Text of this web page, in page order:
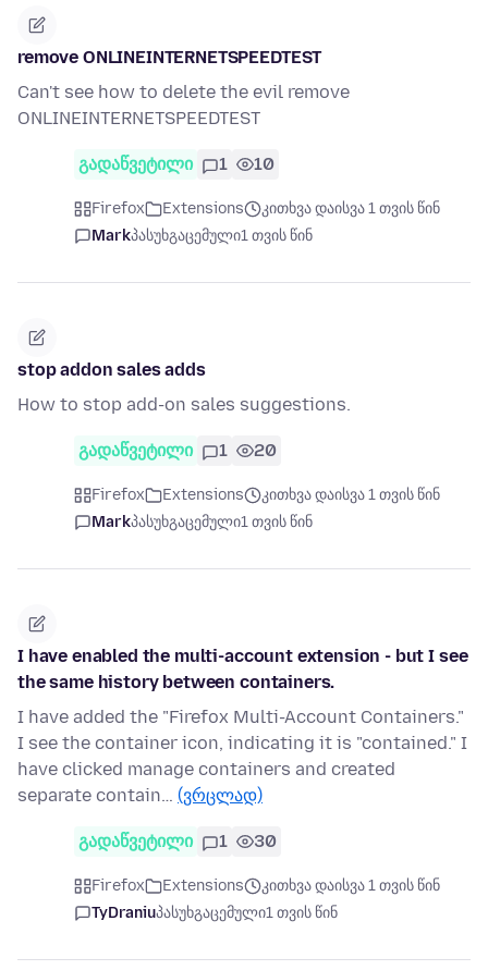
remove ONLINEINTERNETSPEEDTEST
Can't see how to delete the evil remove
ONLINEINTERNETSPEEDTEST
გადაწვეტილი 1 10
Firefox Extensions
კითხვა დაისვა 1 თვის წინ
Markპასუხგაცემული1 თვის წინ
stop addon sales adds
How to stop add-on sales suggestions.
გადაწვეტილი 1 20
Firefox Extensions
კითხვა დაისვა 1 თვის წინ
Markპასუხგაცემული1 თვის წინ
I have enabled the multi-account extension - but I see
the same history between containers.
I have added the "Firefox Multi-Account Containers."
I see the container icon, indicating it is "contained." I
have clicked manage containers and created
separate contain… (ვრცლად)
გადაწვეტილი 1 30
Firefox Extensions
კითხვა დაისვა 1 თვის წინ
TyDraniuპასუხგაცემული1 თვის წინ